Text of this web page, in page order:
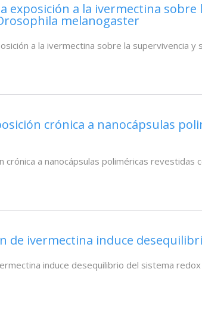
exposición a la ivermectina
melanogaster
a la ivermectina sobre la supervivencia
crónica a nanocápsulas
crónica a nanocápsulas poliméricas
de ivermectina induce
induce desequilibrio del sistema